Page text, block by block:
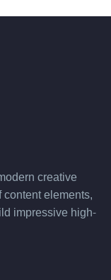
creative
elements,
impressive high-